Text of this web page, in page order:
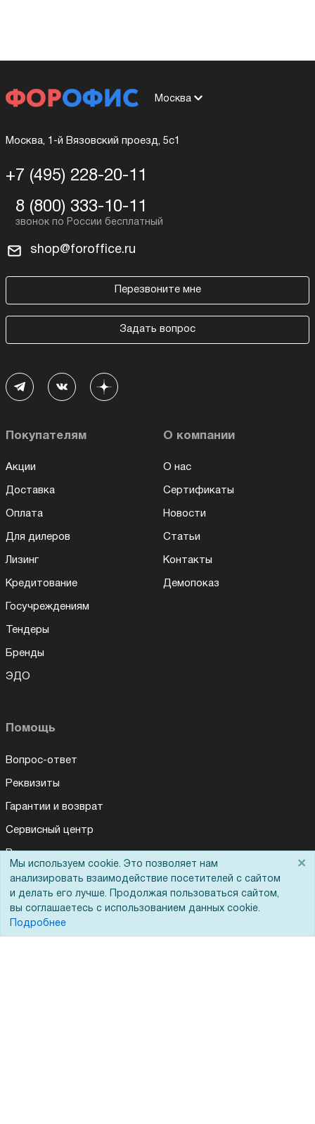
Москва
Москва, 1-й Вязовский проезд, 5с1
+7 (495) 228-20-11
8 (800) 333-10-11
shop@foroffice.ru
Перезвоните мне
Задать вопрос
Покупателям
Акции
Доставка
Оплата
Для дилеров
Лизинг
Кредитование
Госучреждениям
Тендеры
Бренды
ЭДО
О компании
О нас
Сертификаты
Новости
Статьи
Контакты
Демопоказ
Помощь
Вопрос-ответ
Реквизиты
Гарантии и возврат
Сервисный центр
Вакансии
Обратная связь
Для Таможенного союза
Мы используем cookie. Это позволяет нам
анализировать взаимодействие посетителей с сайтом
и делать его лучше. Продолжая пользоваться сайтом,
вы соглашаетесь с использованием данных cookie.
Подробнее
×